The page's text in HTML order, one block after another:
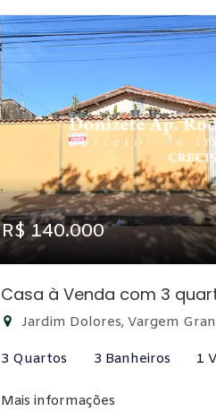
R$ 140.000
Casa à Venda com 3
Jardim Dolores, Vargem
3 Quartos 3 Banheiros 1
Mais informações